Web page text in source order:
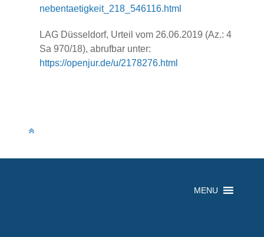
nebentaetigkeit_218_546116.html
LAG Düsseldorf, Urteil vom 26.06.2019 (Az.: 4
Sa 970/18), abrufbar unter:
https://openjur.de/u/2178276.html
MENU